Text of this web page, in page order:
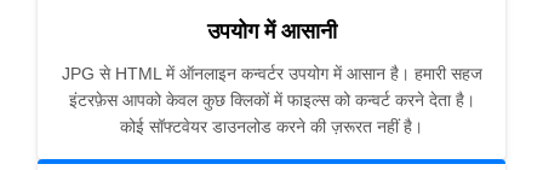
उपयोग में आसानी
JPG से HTML में ऑनलाइन कन्वर्टर उपयोग में आसान है। हमारी सहज
इंटरफ़ेस आपको केवल कुछ क्लिकों में फाइल्स को कन्वर्ट करने देता है।
कोई सॉफ्टवेयर डाउनलोड करने की ज़रूरत नहीं है।